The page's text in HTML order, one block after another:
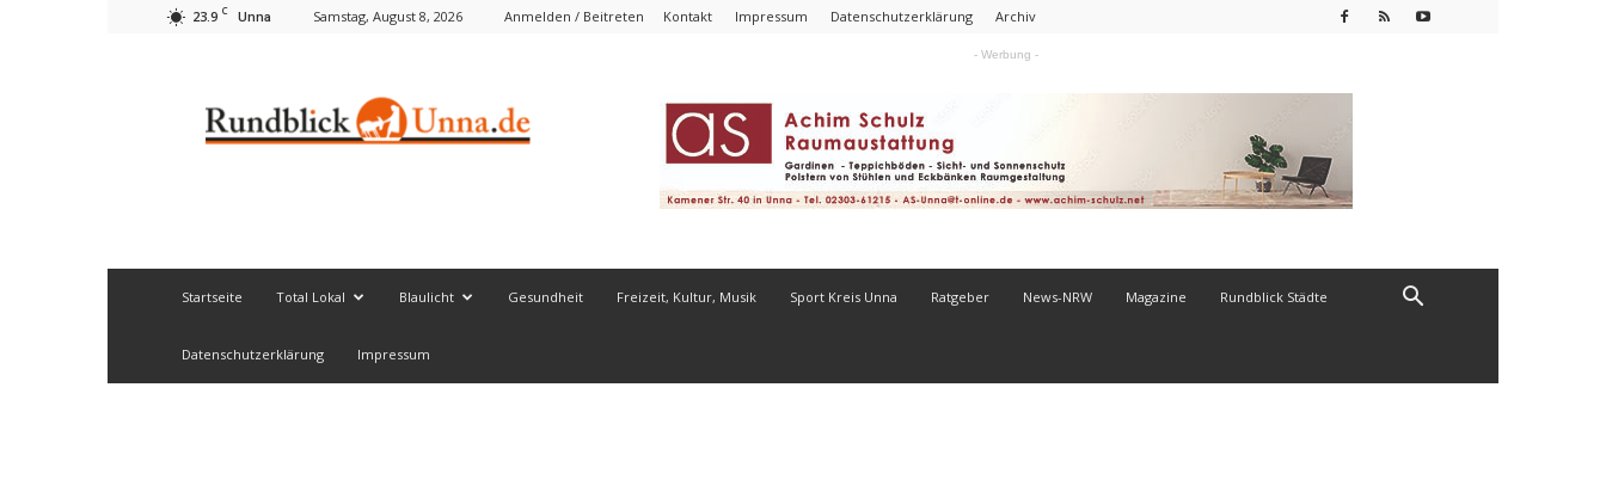
23.9 C Unna Samstag, August 8, 2026 Anmelden / Beitreten Kontakt Impressum Datenschutzerklärung Archiv
- Werbung -
Startseite Total Lokal Blaulicht Gesundheit Freizeit, Kultur, Musik Sport Kreis Unna Ratgeber News-NRW Magazine Rundblick Städte
Datenschutzerklärung Impressum